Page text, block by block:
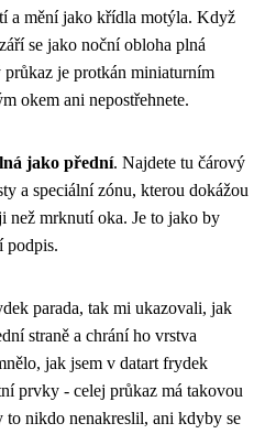
a mění jako křídla motýla. Když
se jako noční obloha plná
je protkán miniaturním
okem ani nepostřehnete.
jako přední. Najdete tu čárový
a speciální zónu, kterou dokážou
než mrknutí oka. Je to jako by
podpis.
parada, tak mi ukazovali, jak
straně a chrání ho vrstva
jak jsem v datart frydek
prvky - celej průkaz má takovou
to nikdo nenakreslil, ani kdyby se